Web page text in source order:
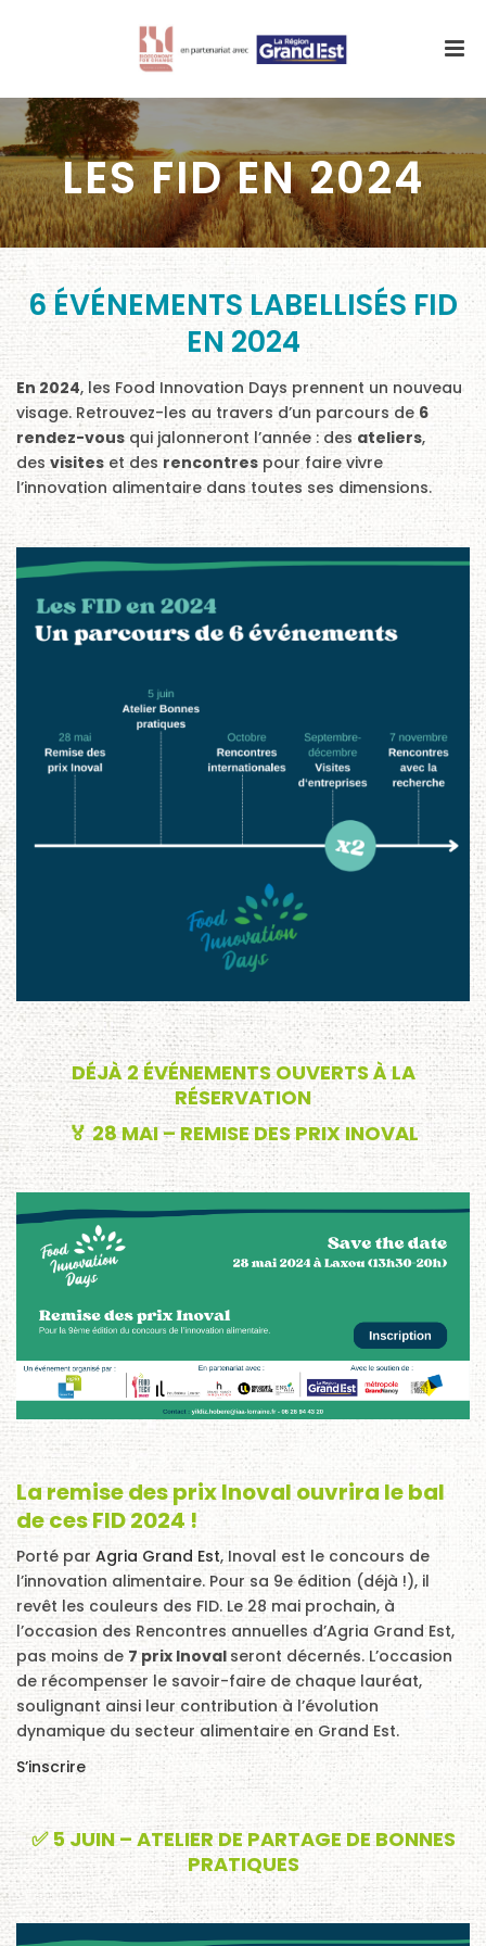
LES FID EN 2024
6 ÉVÉNEMENTS LABELLISÉS FID
EN 2024
En 2024, les Food Innovation Days prennent un nouveau
visage. Retrouvez-les au travers d’un parcours de6
rendez-vous qui jalonneront l’année : des ateliers,
des visites et des rencontres pour faire vivre
l’innovation alimentaire dans toutes ses dimensions.
DÉJÀ 2 ÉVÉNEMENTS OUVERTS À LA
RÉSERVATION
🏅 28 MAI – REMISE DES PRIX INOVAL
La remise des prix Inoval ouvrira le bal
de ces FID 2024 !
Porté par Agria Grand Est, Inoval est le concours de
l’innovation alimentaire. Pour sa 9e édition (déjà !), il
revêt les couleurs des FID. Le 28 mai prochain, à
l’occasion des Rencontres annuelles d’Agria Grand Est,
pas moins de 7 prix Inoval seront décernés. L’occasion
de récompenser le savoir-faire de chaque lauréat,
soulignant ainsi leur contribution à l’évolution
dynamique du secteur alimentaire en Grand Est.
S’inscrire
✅ 5 JUIN – ATELIER DE PARTAGE DE BONNES
PRATIQUES